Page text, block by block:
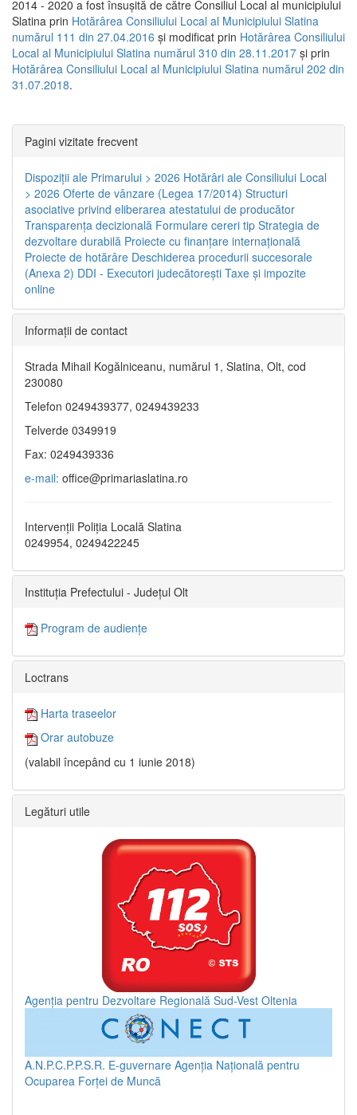
2014 - 2020 a fost însuşită de către Consiliul Local al municipiului
Slatina prin Hotărârea Consiliului Local al Municipiului Slatina
numărul 111 din 27.04.2016 și modificat prin Hotărârea Consiliului
Local al Municipiului Slatina numărul 310 din 28.11.2017 și prin
Hotărârea Consiliului Local al Municipiului Slatina numărul 202 din
31.07.2018.
Pagini vizitate frecvent
Dispoziţii ale Primarului > 2026 Hotărâri ale Consiliului Local
> 2026 Oferte de vânzare (Legea 17/2014) Structuri
asociative privind eliberarea atestatului de producător
Transparenţa decizională Formulare cereri tip Strategia de
dezvoltare durabilă Proiecte cu finanţare internaţională
Proiecte de hotărâre Deschiderea procedurii succesorale
(Anexa 2) DDI - Executori judecătorești Taxe şi impozite
online
Informaţii de contact
Strada Mihail Kogălniceanu, numărul 1, Slatina, Olt, cod
230080
Telefon 0249439377, 0249439233
Telverde 0349919
Fax: 0249439336
e-mail: office@primariaslatina.ro
Intervenții Poliția Locală Slatina
0249954, 0249422245
Instituția Prefectului - Județul Olt
Program de audiențe
Loctrans
Harta traseelor
Orar autobuze
(valabil începând cu 1 iunie 2018)
Legături utile
Agenția pentru Dezvoltare Regională Sud-Vest Oltenia
A.N.P.C.P.P.S.R. E-guvernare Agenția Națională pentru
Ocuparea Forței de Muncă